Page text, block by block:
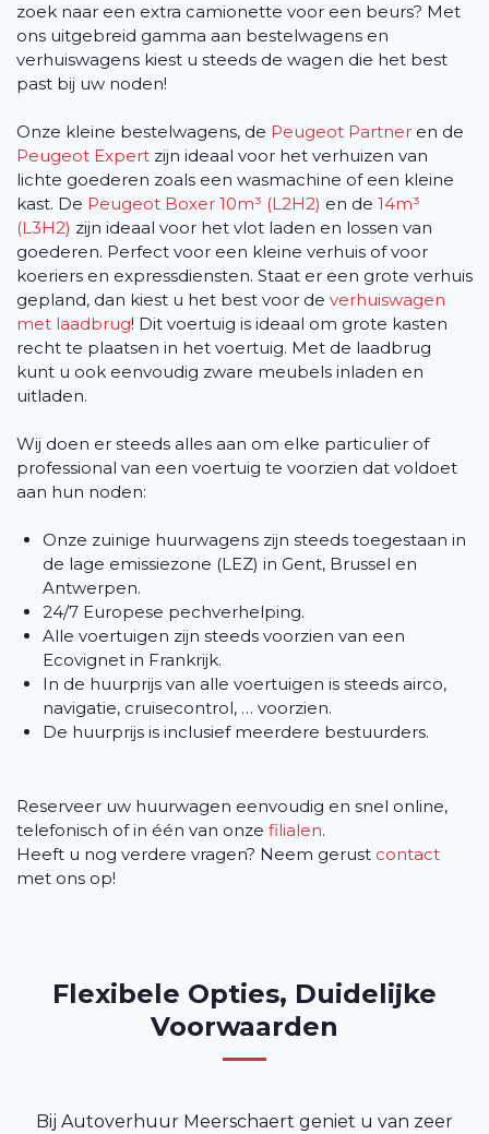
zoek naar een extra camionette voor een beurs? Met
ons uitgebreid gamma aan bestelwagens en
verhuiswagens kiest u steeds de wagen die het best
past bij uw noden!
Onze kleine bestelwagens, de Peugeot Partner en de
Peugeot Expert zijn ideaal voor het verhuizen van
lichte goederen zoals een wasmachine of een kleine
kast. De Peugeot Boxer 10m³ (L2H2) en de 14m³
(L3H2) zijn ideaal voor het vlot laden en lossen van
goederen. Perfect voor een kleine verhuis of voor
koeriers en expressdiensten. Staat er een grote verhuis
gepland, dan kiest u het best voor de verhuiswagen
met laadbrug! Dit voertuig is ideaal om grote kasten
recht te plaatsen in het voertuig. Met de laadbrug
kunt u ook eenvoudig zware meubels inladen en
uitladen.
Wij doen er steeds alles aan om elke particulier of
professional van een voertuig te voorzien dat voldoet
aan hun noden:
Onze zuinige huurwagens zijn steeds toegestaan in
de lage emissiezone (LEZ) in Gent, Brussel en
Antwerpen.
24/7 Europese pechverhelping.
Alle voertuigen zijn steeds voorzien van een
Ecovignet in Frankrijk.
In de huurprijs van alle voertuigen is steeds airco,
navigatie, cruisecontrol, … voorzien.
De huurprijs is inclusief meerdere bestuurders.
Reserveer uw huurwagen eenvoudig en snel online,
telefonisch of in één van onze filialen.
Heeft u nog verdere vragen? Neem gerust contact
met ons op!
Flexibele Opties, Duidelijke
Voorwaarden
Bij Autoverhuur Meerschaert geniet u van zeer